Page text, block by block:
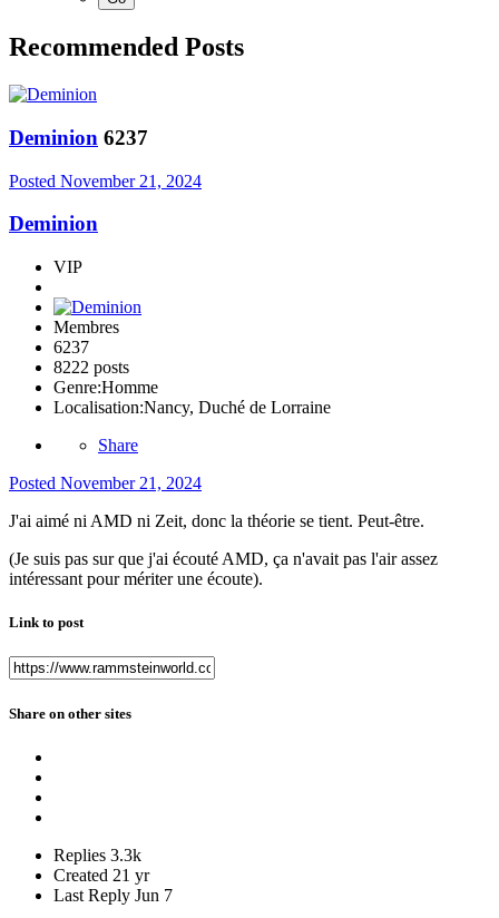
Recommended Posts
Deminion 6237
Posted November 21, 2024
Deminion
VIP
Membres
6237
8222 posts
Genre:Homme
Localisation:Nancy, Duché de Lorraine
Share
Posted November 21, 2024
J'ai aimé ni AMD ni Zeit, donc la théorie se tient. Peut-être.
(Je suis pas sur que j'ai écouté AMD, ça n'avait pas l'air assez
intéressant pour mériter une écoute).
Link to post
Share on other sites
Replies 3.3k
Created 21 yr
Last Reply Jun 7